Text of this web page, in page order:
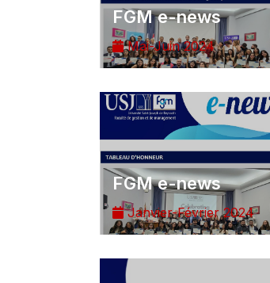
FGM e-news
Mai-Juin 2024
FGM e-news
Janvier-Février 2024